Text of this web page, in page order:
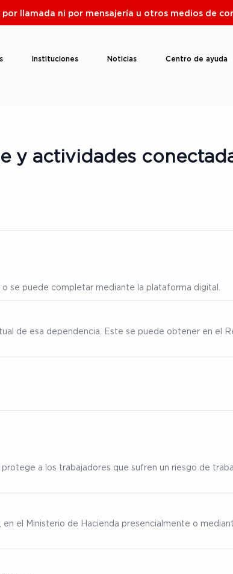
llamada ni por mensajería u otros medios de
Instituciones Noticias Centro de ayuda
y actividades
se puede completar mediante la plataforma digital.
de esa dependencia. Este se puede obtener en el
a los trabajadores que sufren un riesgo de
el Ministerio de Hacienda presencialmente o